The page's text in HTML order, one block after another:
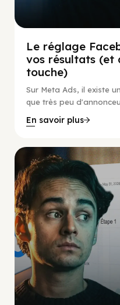
Le réglage
vos résultats (et
touche)
Sur Meta Ads, il existe
que très peu
En savoir plus